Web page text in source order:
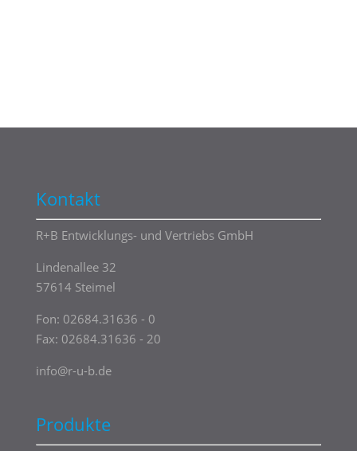
Kontakt
R+B Entwicklungs- und Vertriebs GmbH
Lindenallee 32
57614 Steimel
Fon: 02684.31636 - 0
Fax: 02684.31636 - 20
info@r-u-b.de
Produkte